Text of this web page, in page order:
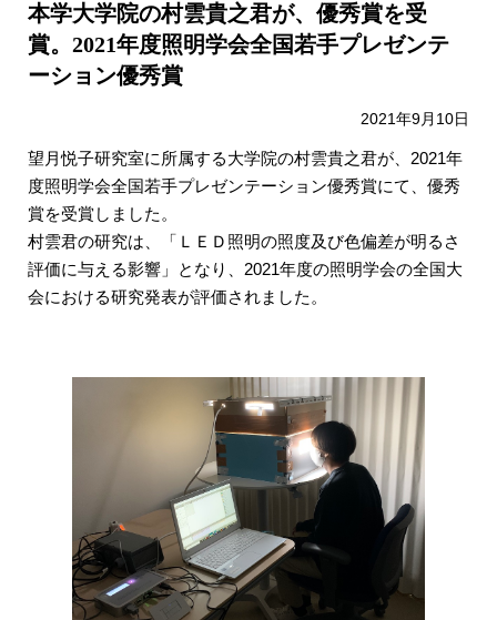
研究室紹介
本学大学院の村雲貴之君が、優秀賞を受
賞。2021年度照明学会全国若手プレゼンテ
ーション優秀賞
2021年9月10日
望月悦子研究室に所属する大学院の村雲貴之君が、2021年
度照明学会全国若手プレゼンテーション優秀賞にて、優秀
賞を受賞しました。
村雲君の研究は、「ＬＥＤ照明の照度及び色偏差が明るさ
評価に与える影響」となり、2021年度の照明学会の全国大
会における研究発表が評価されました。